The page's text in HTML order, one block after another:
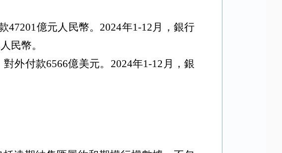
47201億元人民幣。2024年1-12月，銀行
民幣。
外付款6566億美元。2024年1-12月，銀